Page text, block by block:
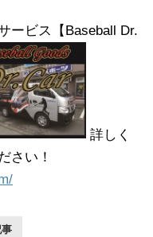
ービス【Baseball Dr.
詳しく
さい！